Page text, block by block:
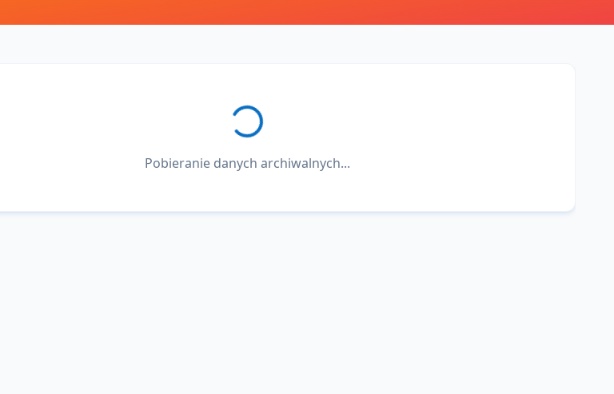
Pobieranie danych archiwalnych...